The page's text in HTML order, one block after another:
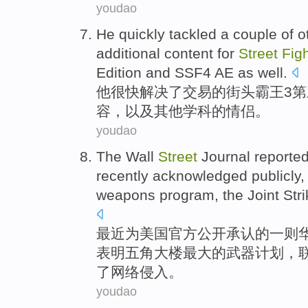
youdao
He quickly tackled a couple of
additional content for Street
Edition and SSF4 AE as well.
他很快解决了交易的街头霸王3
容 ， 以及其他学科的情侣。
youdao
The Wall Street Journal
recently acknowledged publicly,
weapons program the Joint
最近为美国官方公开承认 的一则
表明五角大楼最大的武器计划 ，
了网络侵入。
youdao